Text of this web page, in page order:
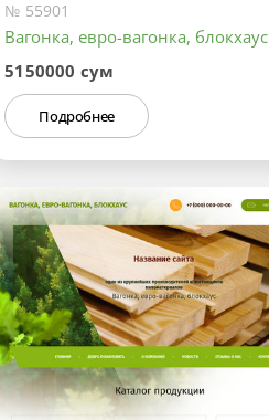
№ 55901
Вагонка, евро-вагонка, блокхаус
5150000 сум
Подробнее